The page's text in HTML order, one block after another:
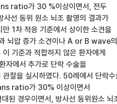
ratio가 30 %이상이면서, 전두
선 동위 원소 뇌조 촬영의 결과가
1차 적응 기준에서 상이한 소견을
뇌압 증가 소견이나 A or B wave의
기준과 적합하지 않은 환자에게
자에서 추가로 단락 수술을
찰을 실시하였다. 50례에서 단락수
ratio가 30% 이상이면서
된 경우이면서, 방사선 동위원소 뇌